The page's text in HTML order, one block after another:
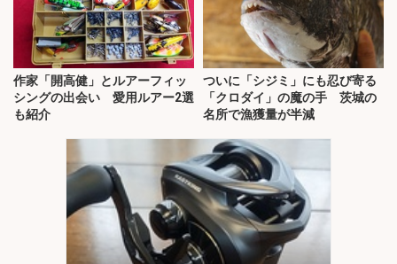
作家「開高健」とルアーフィッ
シングの出会い 愛用ルアー2選
も紹介
ついに「シジミ」にも忍び寄る
「クロダイ」の魔の手 茨城の
名所で漁獲量が半減